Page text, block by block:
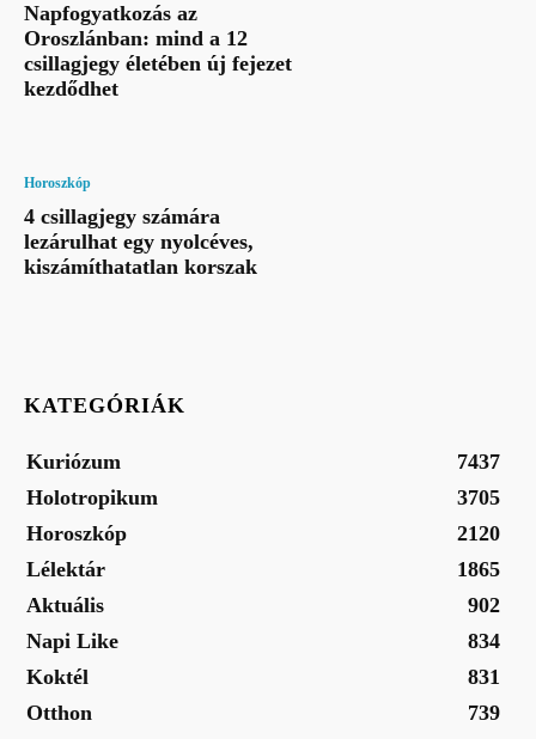
Napfogyatkozás az
Oroszlánban: mind a 12
csillagjegy életében új fejezet
kezdődhet
Horoszkóp
4 csillagjegy számára
lezárulhat egy nyolcéves,
kiszámíthatatlan korszak
KATEGÓRIÁK
Kuriózum
7437
Holotropikum
3705
Horoszkóp
2120
Lélektár
1865
Aktuális
902
Napi Like
834
Koktél
831
Otthon
739